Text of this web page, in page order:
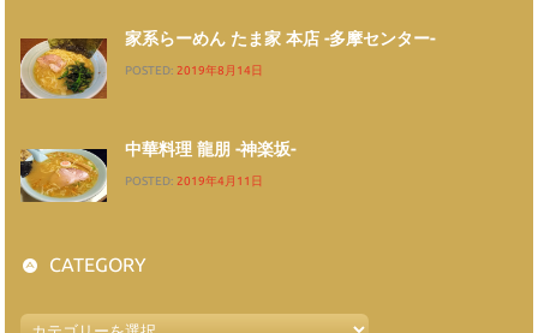
家系らーめん たま家 本店 -多摩センター-
POSTED: 2019年8月14日
中華料理 龍朋 -神楽坂-
POSTED: 2019年4月11日
CATEGORY